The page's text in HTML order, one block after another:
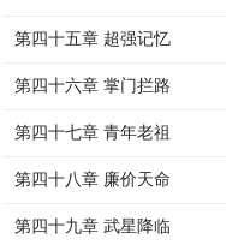
第四十五章 超强记忆
第四十六章 掌门拦路
第四十七章 青年老祖
第四十八章 廉价天命
第四十九章 武星降临